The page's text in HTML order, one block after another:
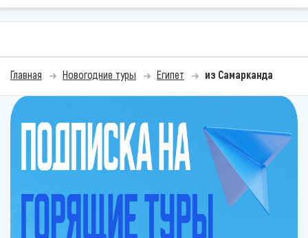
Главная Новогодние туры Египет из Самарканда